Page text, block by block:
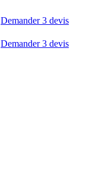
Demander 3 devis
Demander 3 devis